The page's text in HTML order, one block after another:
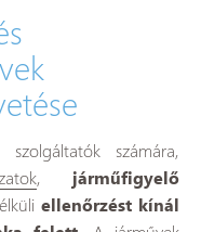
számára,
, járműfigyelő
ellenőrzést kínál